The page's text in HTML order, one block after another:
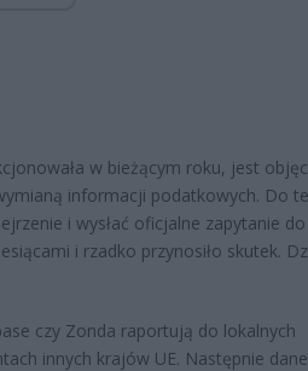
w bieżącym roku, jest
informacji podatkowych. Do
i wysłać oficjalne zapytanie do
i rzadko przynosiło skutek.
czy Zonda raportują do lokalnych
innych krajów UE. Następnie